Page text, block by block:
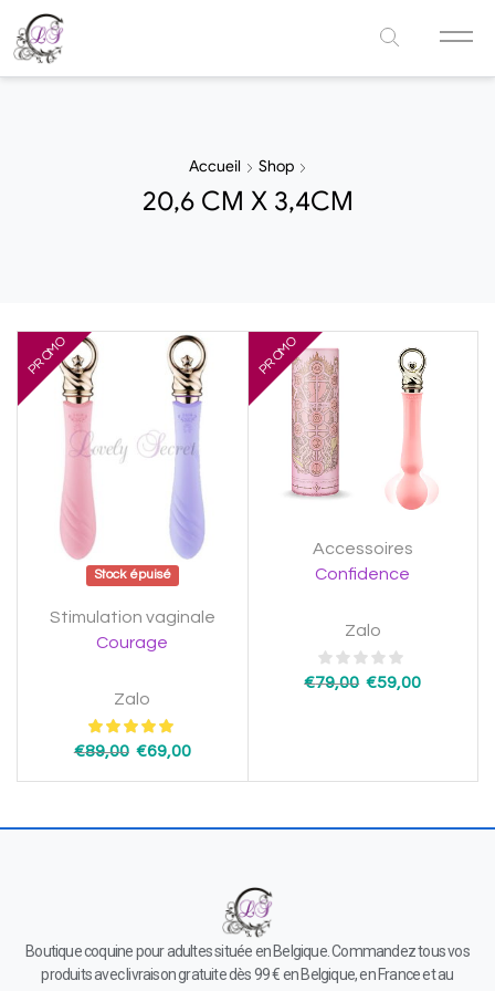
Accueil Shop
20,6 CM X 3,4CM
Stock épuisé
PROMO
Stimulation vaginale
Courage
Zalo
€89,00 €69,00
PROMO
Accessoires
Confidence
Zalo
€79,00 €59,00
Boutique coquine pour adultes située en Belgique. Commandez tous vos
produits avec livraison gratuite dès 99 € en Belgique, en France et au